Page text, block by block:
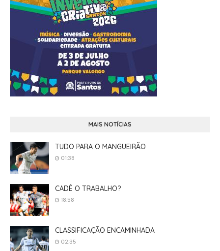
MAIS NOTÍCIAS
TUDO PARA O MANGUEIRÃO
01:38
CADÊ O TRABALHO?
18:58
CLASSIFICAÇÃO ENCAMINHADA
02:35